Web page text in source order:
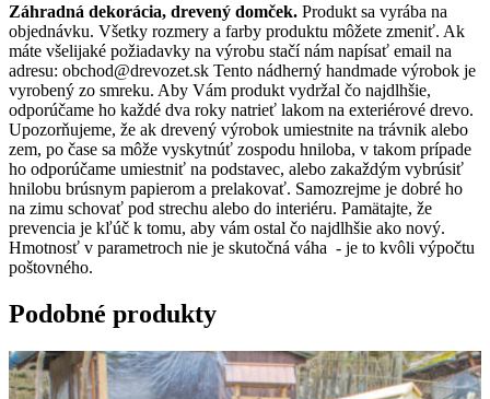
Záhradná dekorácia, drevený domček. Produkt sa vyrába na
objednávku. Všetky rozmery a farby produktu môžete zmeniť. Ak
máte všelijaké požiadavky na výrobu stačí nám napísať email na
adresu: obchod@drevozet.sk Tento nádherný handmade výrobok je
vyrobený zo smreku. Aby Vám produkt vydržal čo najdlhšie,
odporúčame ho každé dva roky natrieť lakom na exteriérové drevo.
Upozorňujeme, že ak drevený výrobok umiestnite na trávnik alebo
zem, po čase sa môže vyskytnúť zospodu hniloba, v takom prípade
ho odporúčame umiestniť na podstavec, alebo zakaždým vybrúsiť
hnilobu brúsnym papierom a prelakovať. Samozrejme je dobré ho
na zimu schovať pod strechu alebo do interiéru. Pamätajte, že
prevencia je kľúč k tomu, aby vám ostal čo najdlhšie ako nový.
Hmotnosť v parametroch nie je skutočná váha - je to kvôli výpočtu
poštovného.
Podobné produkty